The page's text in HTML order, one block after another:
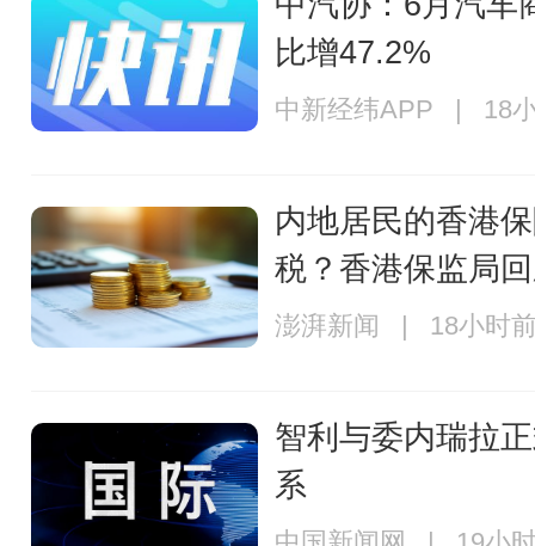
比增47.2%
中新经纬APP | 18
内地居民的香港
税？香港保监局
澎湃新闻 | 18小时
智利与委内瑞拉
系